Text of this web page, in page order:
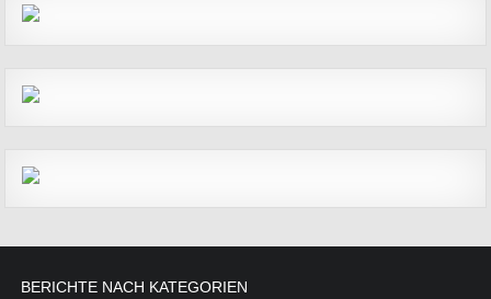
BERICHTE NACH KATEGORIEN